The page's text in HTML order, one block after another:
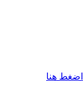
اضغط هنا